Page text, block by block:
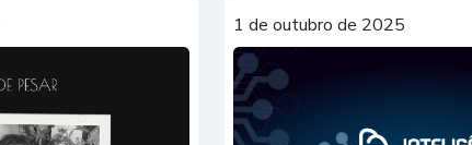
1 de outubro de 2025